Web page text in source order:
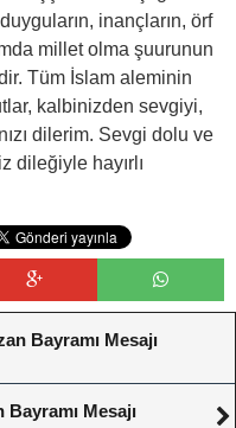
inançların, örf
millet olma şuurunun
Tüm İslam aleminin
kalbinizden sevgiyi,
dilerim. Sevgi dolu ve
dileğiyle hayırlı
Bayramı Mesajı
Mesajı